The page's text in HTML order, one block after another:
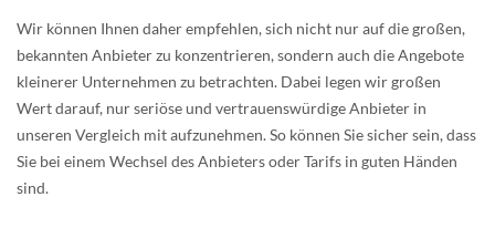
Wir können Ihnen daher empfehlen, sich nicht nur auf die großen,
bekannten Anbieter zu konzentrieren, sondern auch die Angebote
kleinerer Unternehmen zu betrachten. Dabei legen wir großen
Wert darauf, nur seriöse und vertrauenswürdige Anbieter in
unseren Vergleich mit aufzunehmen. So können Sie sicher sein, dass
Sie bei einem Wechsel des Anbieters oder Tarifs in guten Händen
sind.